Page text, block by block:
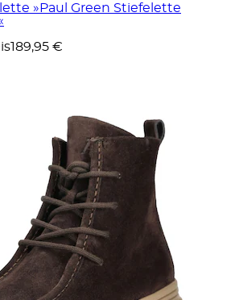
»Paul Green Stiefelette
189,95 €